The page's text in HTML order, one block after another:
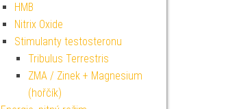
HMB
Nitrix Oxide
Stimulanty testosteronu
Tribulus Terrestris
ZMA / Zinek + Magnesium
(hořčík)